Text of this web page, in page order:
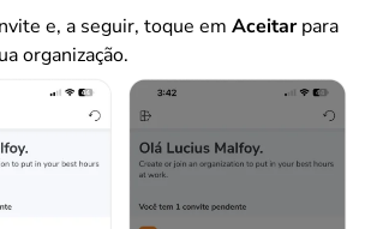
e, a seguir, toque em Aceitarpara
organização.